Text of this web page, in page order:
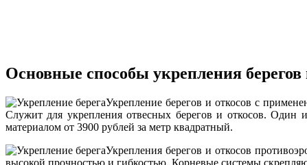
Основные способы укрепления берегов
Укрепление берегов и откосов с
Служит для укрепления отвесных берегов и откосов.
материалом от 3900 рублей за метр квадратный.
Укрепления берегов и откосов
высокой прочностью и гибкостью. Корневые системы